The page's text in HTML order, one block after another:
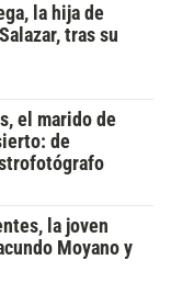
la hija de
tras su
el marido de
de
la joven
Moyano y